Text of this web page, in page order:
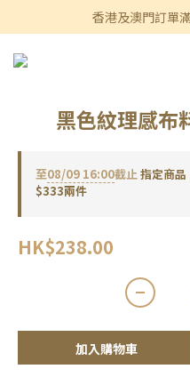
香港及澳門訂單
香港及澳門訂單
3個月內買滿
黑色紋理感布
至08/09 16:00截止指定商
$333兩件
HK$238.00
加入購物車